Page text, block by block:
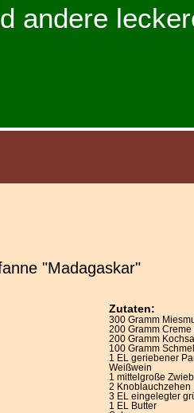
andere
"Madagaskar"
Zutaten:
300 Gramm
200 Gramm Creme
200 Gramm
100 Gramm
1 EL geriebener
Weißwein
1 mittelgroße
2 Knoblauchzehen
3 EL eingelegter
1 EL Butter